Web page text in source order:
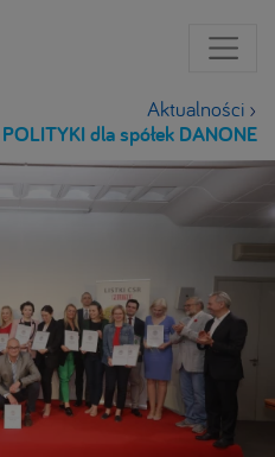
Aktualności ›
dla spółek DANONE